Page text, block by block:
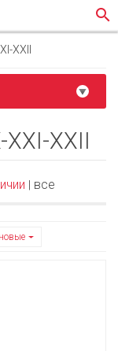
search
XXII
XXII
все